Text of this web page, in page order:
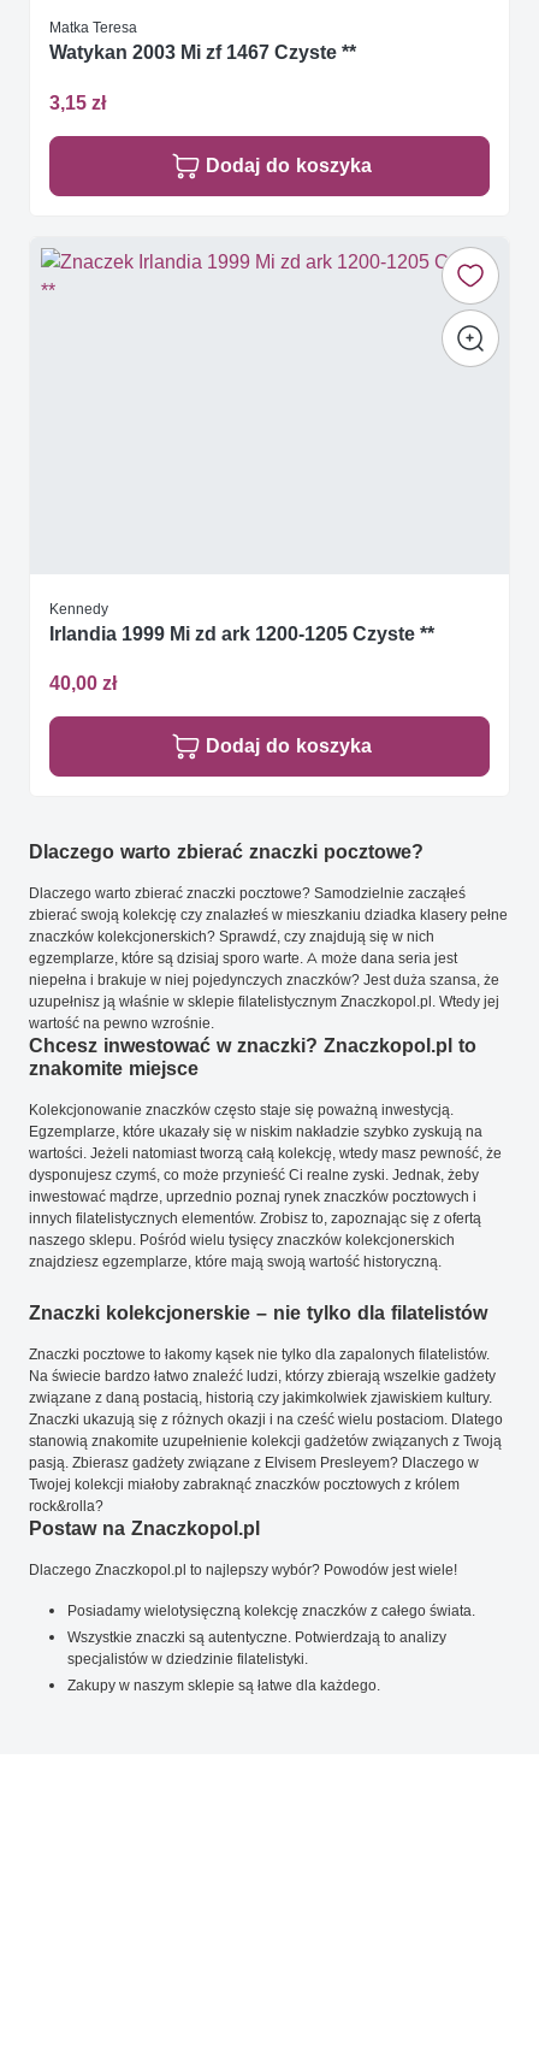
Matka Teresa
Watykan 2003 Mi zf 1467 Czyste **
3,15 zł
Dodaj do koszyka
Kennedy
Irlandia 1999 Mi zd ark 1200-1205 Czyste **
40,00 zł
Dodaj do koszyka
Dlaczego warto zbierać znaczki pocztowe?
Dlaczego warto zbierać znaczki pocztowe? Samodzielnie zacząłeś
zbierać swoją kolekcję czy znalazłeś w mieszkaniu dziadka klasery pełne
znaczków kolekcjonerskich? Sprawdź, czy znajdują się w nich
egzemplarze, które są dzisiaj sporo warte. A może dana seria jest
niepełna i brakuje w niej pojedynczych znaczków? Jest duża szansa, że
uzupełnisz ją właśnie w sklepie filatelistycznym Znaczkopol.pl. Wtedy jej
wartość na pewno wzrośnie.
Chcesz inwestować w znaczki? Znaczkopol.pl to
znakomite miejsce
Kolekcjonowanie znaczków często staje się poważną inwestycją.
Egzemplarze, które ukazały się w niskim nakładzie szybko zyskują na
wartości. Jeżeli natomiast tworzą całą kolekcję, wtedy masz pewność, że
dysponujesz czymś, co może przynieść Ci realne zyski. Jednak, żeby
inwestować mądrze, uprzednio poznaj rynek znaczków pocztowych i
innych filatelistycznych elementów. Zrobisz to, zapoznając się z ofertą
naszego sklepu. Pośród wielu tysięcy znaczków kolekcjonerskich
znajdziesz egzemplarze, które mają swoją wartość historyczną.
Znaczki kolekcjonerskie – nie tylko dla filatelistów
Znaczki pocztowe to łakomy kąsek nie tylko dla zapalonych filatelistów.
Na świecie bardzo łatwo znaleźć ludzi, którzy zbierają wszelkie gadżety
związane z daną postacią, historią czy jakimkolwiek zjawiskiem kultury.
Znaczki ukazują się z różnych okazji i na cześć wielu postaciom. Dlatego
stanowią znakomite uzupełnienie kolekcji gadżetów związanych z Twoją
pasją. Zbierasz gadżety związane z Elvisem Presleyem? Dlaczego w
Twojej kolekcji miałoby zabraknąć znaczków pocztowych z królem
rock&rolla?
Postaw na Znaczkopol.pl
Dlaczego Znaczkopol.pl to najlepszy wybór? Powodów jest wiele!
Posiadamy wielotysięczną kolekcję znaczków z całego świata.
Wszystkie znaczki są autentyczne. Potwierdzają to analizy
specjalistów w dziedzinie filatelistyki.
Zakupy w naszym sklepie są łatwe dla każdego.